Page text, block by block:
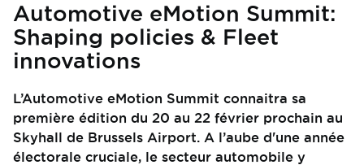
Automotive eMotion Summit:
Shaping policies & Fleet
innovations
L’Automotive eMotion Summit connaitra sa
première édition du 20 au 22 février prochain au
Skyhall de Brussels Airport. A l’aube d'une année
électorale cruciale, le secteur automobile y